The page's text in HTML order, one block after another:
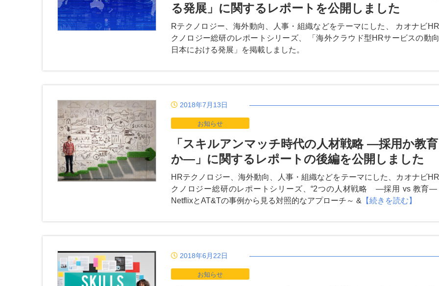
る発展」に関するレポートを公開しました
Rテクノロジー、海外動向、人事・組織などをテーマにした、 カオナビ
クノロジー総研のレポートシリーズ、 「海外クラウド型HRサービスの動
日本における発展」を掲載しました。
2018年7月13日
お知らせ
「スキルアンマッチ時代の人材戦略 ―採用か教育
か―」に関するレポートの後編を公開しました
HRテクノロジー、海外動向、人事・組織などをテーマにした、カオナビ
クノロジー総研のレポートシリーズ、“2つの人材戦略 ―採用 vs 教育―
NetflixとAT&Tの事例から見る対照的なアプローチ～ & 【続きを読む】
2018年6月22日
お知らせ